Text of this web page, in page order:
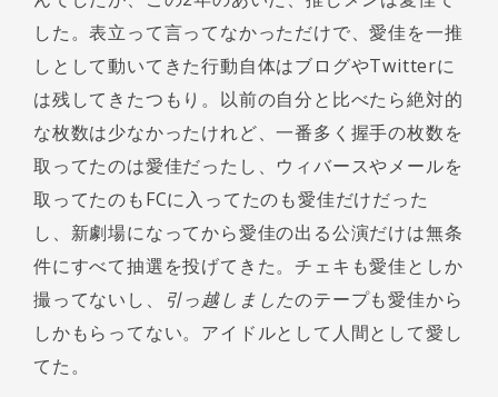
した。表立って言ってなかっただけで、愛佳を一推
しとして動いてきた行動自体はブログやTwitterに
は残してきたつもり。以前の自分と比べたら絶対的
な枚数は少なかったけれど、一番多く握手の枚数を
取ってたのは愛佳だったし、ウィバースやメールを
取ってたのもFCに入ってたのも愛佳だけだった
し、新劇場になってから愛佳の出る公演だけは無条
件にすべて抽選を投げてきた。チェキも愛佳としか
撮ってないし、
引っ越しましたのテープも愛佳から
しかもらってない。アイドルとして人間として愛し
てた。